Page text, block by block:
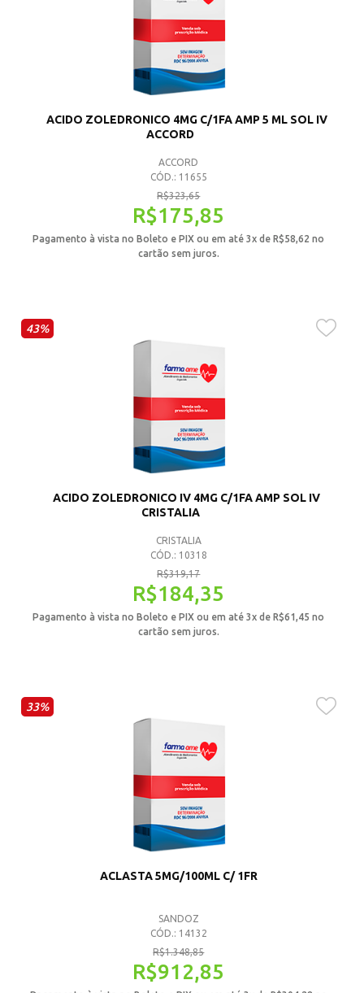
ACIDO ZOLEDRONICO 4MG C/1FA AMP 5 ML SOL IV
ACCORD
ACCORD
CÓD.: 11655
R$323,65
R$175,85
Pagamento à vista no Boleto e PIX ou em até 3x deR$58,62 no
cartão sem juros.
43%
ACIDO ZOLEDRONICO IV 4MG C/1FA AMP SOL IV
CRISTALIA
CRISTALIA
CÓD.: 10318
R$319,17
R$184,35
Pagamento à vista no Boleto e PIX ou em até 3x deR$61,45 no
cartão sem juros.
33%
ACLASTA 5MG/100ML C/ 1FR
SANDOZ
CÓD.: 14132
R$1.348,85
R$912,85